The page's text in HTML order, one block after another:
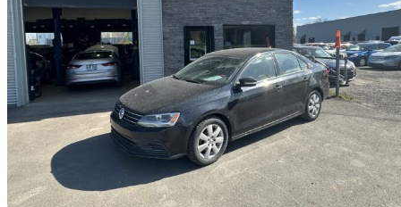
2015 Volkswagen Jetta
2.0 Trendline132 197 km
6 995 $ Affaire